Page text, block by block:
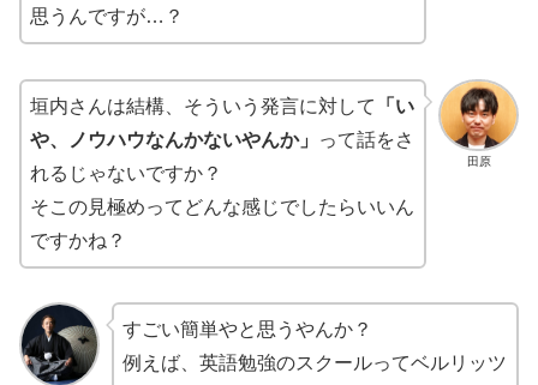
思うんですが…？
田原
垣内さんは結構、そういう発言に対して
「い
や、ノウハウなんかないやんか」
って話をさ
れるじゃないですか？
そこの見極めってどんな感じでしたらいいん
ですかね？
すごい簡単やと思うやんか？
例えば、英語勉強のスクールってベルリッツ